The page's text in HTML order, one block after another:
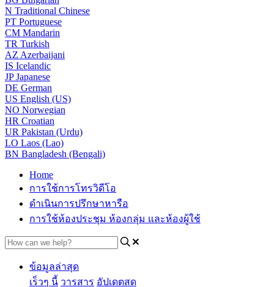
N Traditional Chinese
PT Portuguese
CM Mandarin
TR Turkish
AZ Azerbaijani
IS Icelandic
JPJapanese
DE German
US English (US)
NO Norwegian
HR Croatian
UR Pakistan (Urdu)
LO Laos (Lao)
BN Bangladesh (Bengali)
Home
การใช้การโทรวิดีโอ
ดำเนินการปรึกษาหารือ
การใช้ห้องประชุม ห้องกลุ่ม และห้องผู้ใช้
ข้อมูลล่าสุด
เร็วๆ นี้ วารสาร อัปเดตสด